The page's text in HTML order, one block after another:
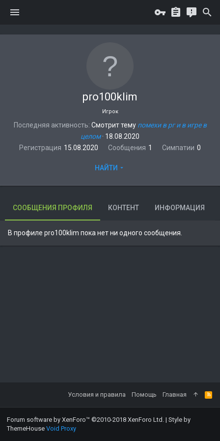
pro100klim
Игрок
Последняя активность Смотрит тему помехи в рг и в игре в
целом · 18.08.2020
Регистрация 15.08.2020 Сообщения 1 Симпатии 0
НАЙТИ
СООБЩЕНИЯ ПРОФИЛЯ КОНТЕНТ ИНФОРМАЦИЯ
В профиле pro100klim пока нет ни одного сообщения.
Условия и правила Помощь Главная
Forum software by XenForo™ ©2010-2018 XenForo Ltd. | Style by
ThemeHouse Void Proxy